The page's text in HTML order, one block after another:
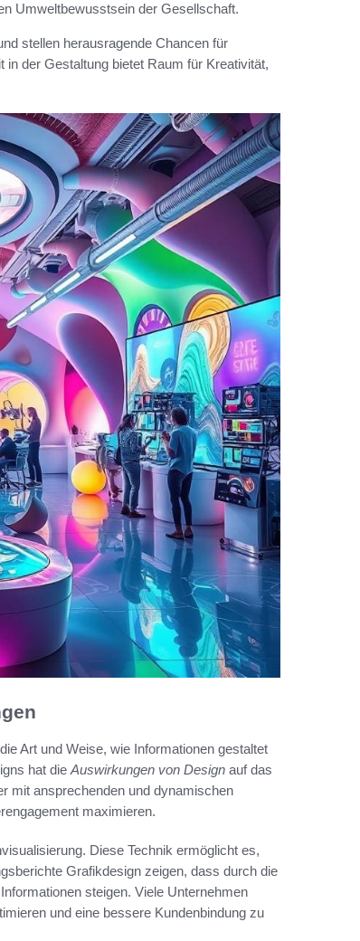
Umweltbewusstsein der Gesellschaft.
stellen herausragende Chancen für
der Gestaltung bietet Raum für Kreativität,
Art und Weise, wie Informationen gestaltet
hat die Auswirkungen von Design auf das
mit ansprechenden und dynamischen
maximieren.
Diese Technik ermöglicht es,
Grafikdesign zeigen, dass durch die
steigen. Viele Unternehmen
und eine bessere Kundenbindung zu